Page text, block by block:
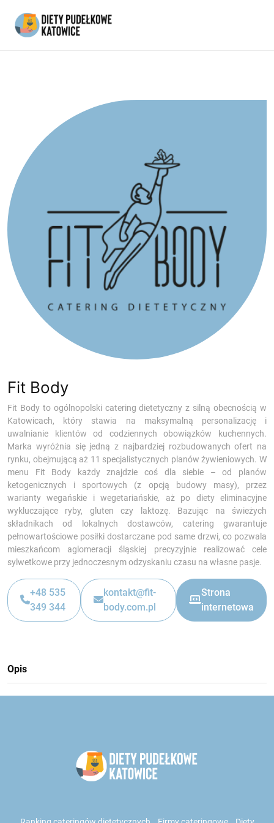
Fit Body
Fit Body to ogólnopolski catering dietetyczny z silną obecnością w
Katowicach, który stawia na maksymalną personalizację i
uwalnianie klientów od codziennych obowiązków kuchennych.
Marka wyróżnia się jedną z najbardziej rozbudowanych ofert na
rynku, obejmującą aż 11 specjalistycznych planów żywieniowych. W
menu Fit Body każdy znajdzie coś dla siebie – od planów
ketogenicznych i sportowych (z opcją budowy masy), przez
warianty wegańskie i wegetariańskie, aż po diety eliminacyjne
wykluczające ryby, gluten czy laktozę. Bazując na świeżych
składnikach od lokalnych dostawców, catering gwarantuje
pełnowartościowe posiłki dostarczane pod same drzwi, co pozwala
mieszkańcom aglomeracji śląskiej precyzyjnie realizować cele
sylwetkowe przy jednoczesnym odzyskaniu czasu na własne pasje.
+48 535
349 344
kontakt@fit-
body.com.pl
Strona
internetowa
Opis